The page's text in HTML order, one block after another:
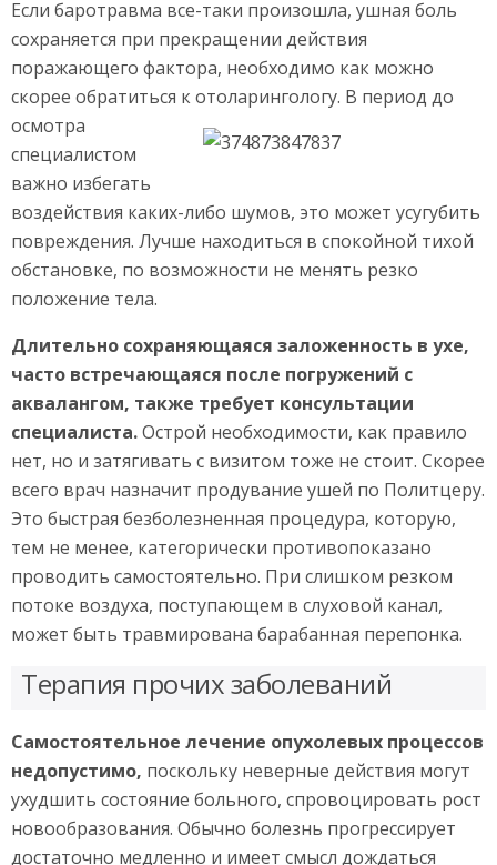
Если баротравма все-таки произошла, ушная боль
сохраняется при прекращении действия
поражающего фактора, необходимо как можно
скорее обратиться к отоларингологу. В период до
осмотра
специалистом
важно избегать
воздействия каких-либо шумов, это может усугубить
повреждения. Лучше находиться в спокойной тихой
обстановке, по возможности не менять резко
положение тела.
Длительно сохраняющаяся заложенность в ухе,
часто встречающаяся после погружений с
аквалангом, также требует консультации
специалиста.Острой необходимости, как правило
нет, но и затягивать с визитом тоже не стоит. Скорее
всего врач назначит продувание ушей по Политцеру.
Это быстрая безболезненная процедура, которую,
тем не менее, категорически противопоказано
проводить самостоятельно. При слишком резком
потоке воздуха, поступающем в слуховой канал,
может быть травмирована барабанная перепонка.
Терапия прочих заболеваний
Самостоятельное лечение опухолевых процессов
недопустимо, поскольку неверные действия могут
ухудшить состояние больного, спровоцировать рост
новообразования. Обычно болезнь прогрессирует
достаточно медленно и имеет смысл дождаться